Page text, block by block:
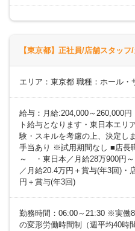
【東京都】正社員/店舗スタッ
エリア：東京都 職種：ホール・
給与：月給:204,000～260,000
ト給与となります・東日本エ
験・スキルを考慮の上、決定し
手当あり ※試用期間なし ■店長
～ ・東日本／月給28万900円
／月給20.4万円＋賞与(年3回)・
円＋賞与(年3回)
勤務時間：06:00～21:30 ※実働
の変形労働時間制（週平均40